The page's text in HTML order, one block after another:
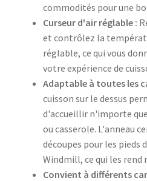
commodités pour une
Curseur d'air réglable :
et contrôlez la
réglable, ce qui vous
votre expérience de
Adaptable à toutes les
cuisson sur le dessus
d'accueillir n'importe
ou casserole. L'anneau
découpes pour les pieds
Windmill, ce qui les rend
Convient à différents